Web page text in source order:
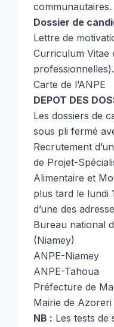
communautaires.
Dossier de
Lettre de
Curriculum Vitae
professionnelles).
Carte de l’ANPE
DEPOT DES
Les dossiers de
sous pli fermé
Recrutement
de Projet-
Alimentaire et
plus tard le lundi
d’une des
Bureau national
(Niamey)
ANPE-Niamey
ANPE-Tahoua
Préfecture de
Mairie de Azoreri
NB : Les tests de